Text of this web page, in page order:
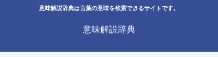
意味解説辞典は言葉の意味を検索できるサイトです。
意味解説辞典